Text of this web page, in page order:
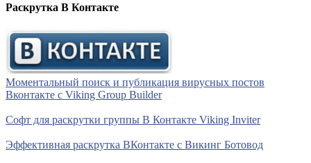
Раскрутка В Контакте
Моментальный поиск и публикация вирусных постов
Вконтакте с Viking Group Builder
Софт для раскрутки группы В Контакте Viking Inviter
Эффективная раскрутка ВКонтакте с Викинг Ботовод